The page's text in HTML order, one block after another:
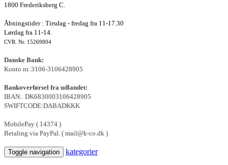
1800 Frederiksberg C.
Åbningstider : Tirsdag - fredag fra 11-17.30
Lørdag fra 11-14.
CVR. Nr. 15269804
Danske Bank:
Konto nr. 3106-3106428905
Bankoverførsel fra udlandet:
IBAN:. DK6830003106428905
SWIFTCODE:DABADKKK
MobilePay ( 14374 )
Betaling via PayPal. ( mail@k-co.dk )
Toggle navigation kategorier